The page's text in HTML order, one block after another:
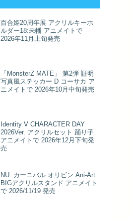
百合姫20周年展 アクリルキーホ
ルダー18:未幡 アニメイトで
2026年11月上旬発売
「MonsterZ MATE」 第2弾 証明
写真風ステッカー D コーサカ ア
ニメイトで 2026年10月中旬発売
Identity V CHARACTER DAY
2026Ver. アクリルセット 踊り子
アニメイトで 2026年12月下旬発
売
NU: カーニバル オリビン Ani-Art
BIGアクリルスタンド アニメイト
で 2026/11/19 発売